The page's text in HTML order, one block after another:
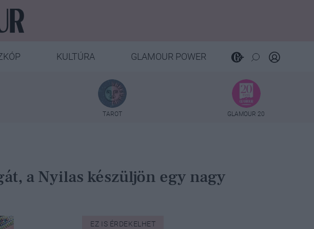
KULTÚRA GLAMOUR POWER
TAROT GLAMOUR 20
a Nyilas készüljön egy nagy
EZ IS ÉRDEKELHET